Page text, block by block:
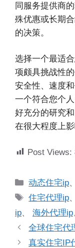
同服务提供商
殊优惠或长期
的决策。
选择一个最适
项颇具挑战性
安全性、速度
一个符合您个
好充分的研究
在很大程度上
Post Views:
分
类
动态住宅ip
标
签
住宅代理ip、
ip、 海外代理ip
全球住宅代
真实住宅IP